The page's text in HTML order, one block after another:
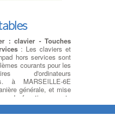
: clavier - Touches
: Les claviers et
hors services sont
courants pour les
d'ordinateurs
à MARSEILLE-6E
générale, et mise
dysfonctionnements
de l'ordinateur
: Désoxydation,